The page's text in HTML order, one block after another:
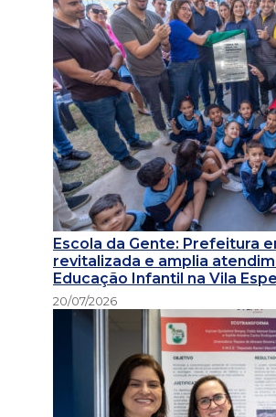
Escola da Gente: Prefeitura
revitalizada e amplia
Educação Infantil na Vila
20/07/2026